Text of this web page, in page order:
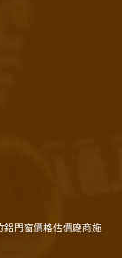
門窗價格估價廠商施工